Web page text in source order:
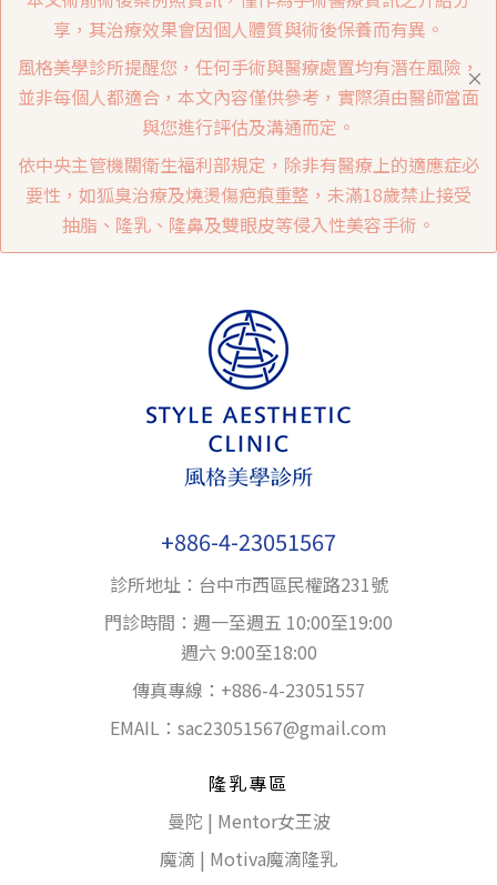
享，其治療效果會因個人體質與術後保養而有異。
風格美學診所提醒您，任何手術與醫療處置均有潛在風險，
並非每個人都適合，本文內容僅供參考，實際須由醫師當面
與您進行評估及溝通而定。
依中央主管機關衛生福利部規定，除非有醫療上的適應症必
要性，如狐臭治療及燒燙傷疤痕重整，未滿18歲禁止接受
抽脂、隆乳、隆鼻及雙眼皮等侵入性美容手術。
+886-4-23051567
診所地址：台中巿西區民權路231號
門診時間：週一至週五 10:00至19:00
週六 9:00至18:00
傳真專線：+886-4-23051557
EMAIL： sac23051567@gmail.com
隆乳專區
曼陀 | Mentor女王波
魔滴 | Motiva魔滴隆乳